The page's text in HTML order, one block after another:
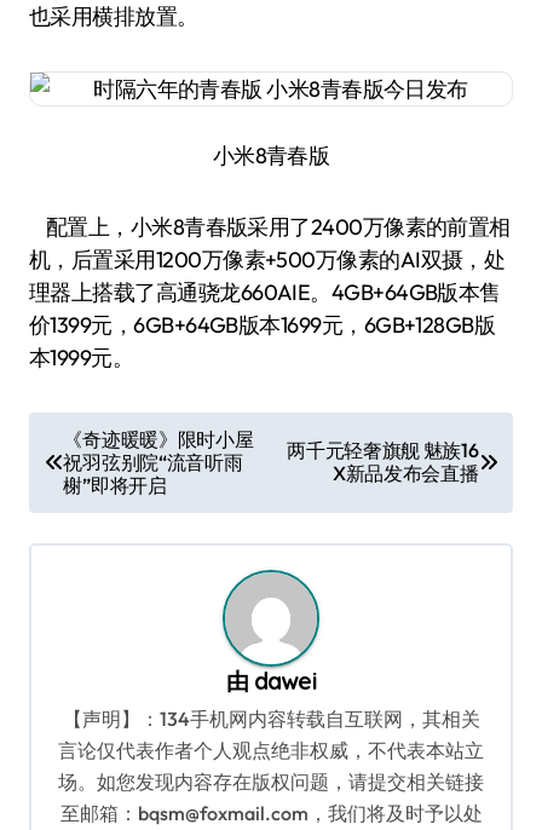
也采用横排放置。
小米8青春版
配置上，小米8青春版采用了2400万像素的前置相
机，后置采用1200万像素+500万像素的AI双摄，处
理器上搭载了高通骁龙660AIE。4GB+64GB版本售
价1399元，6GB+64GB版本1699元，6GB+128GB版
本1999元。
章
导
航
《奇迹暖暖》限时小屋
祝羽弦别院“流音听雨
榭”即将开启
两千元轻奢旗舰 魅族16
X新品发布会直播
由 dawei
【声明】：134手机网内容转载自互联网，其相关
言论仅代表作者个人观点绝非权威，不代表本站立
场。如您发现内容存在版权问题，请提交相关链接
至邮箱：bqsm@foxmail.com，我们将及时予以处